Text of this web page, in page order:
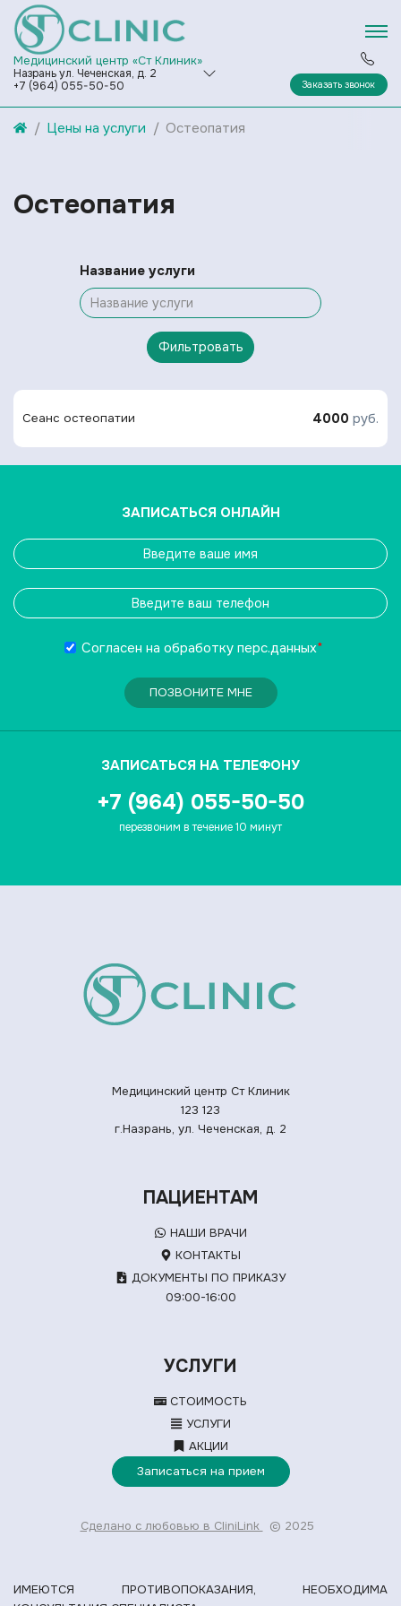
Медицинский центр «Ст Клиник»
Назрань ул. Чеченская, д. 2
+7 (964) 055-50-50
Заказать звонок
Цены на услуги Остеопатия
Остеопатия
Название услуги
Фильтровать
Сеанс остеопатии 4000 руб.
ЗАПИСАТЬСЯ ОНЛАЙН
Согласен на обработку перс.данных*
ПОЗВОНИТЕ МНЕ
ЗАПИСАТЬСЯ НА ТЕЛЕФОНУ
+7 (964) 055-50-50
перезвоним в течение 10 минут
Медицинский центр Ст Клиник
123 123
г.Назрань, ул. Чеченская, д. 2
ПАЦИЕНТАМ
НАШИ ВРАЧИ
КОНТАКТЫ
ДОКУМЕНТЫ ПО ПРИКАЗУ
09:00-16:00
УСЛУГИ
СТОИМОСТЬ
УСЛУГИ
АКЦИИ
Записаться на прием
Сделано с любовью в CliniLink © 2025
ИМЕЮТСЯ ПРОТИВОПОКАЗАНИЯ, НЕОБХОДИМА